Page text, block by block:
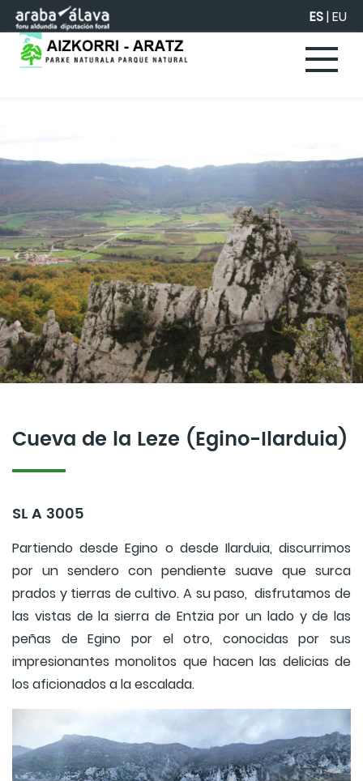
Saltar al contenido principal ES|EU
Cueva de la Leze (Egino-Ilarduia)
SL A 3005
Partiendo desde Egino o desde Ilarduia, discurrimos
por un sendero con pendiente suave que surca
prados y tierras de cultivo. A su paso, disfrutamos de
las vistas de la sierra de Entzia por un lado y de las
peñas de Egino por el otro, conocidas por sus
impresionantes monolitos que hacen las delicias de
los aficionados a la escalada.